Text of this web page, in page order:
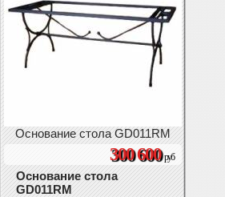
Основание стола GD011RM
300 600руб
Основание стола
GD011RM